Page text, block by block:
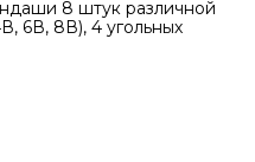
8 штук различной
6В, 8В), 4 угольных